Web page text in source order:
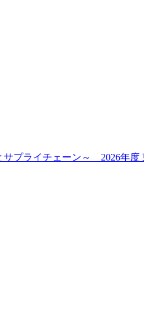
プライチェーン～ 2026年度